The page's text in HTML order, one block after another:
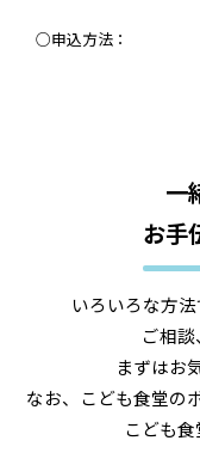
○申込方法：
一
お手
いろいろな方
ご相
まずはお
なお、こども食堂の
こども食